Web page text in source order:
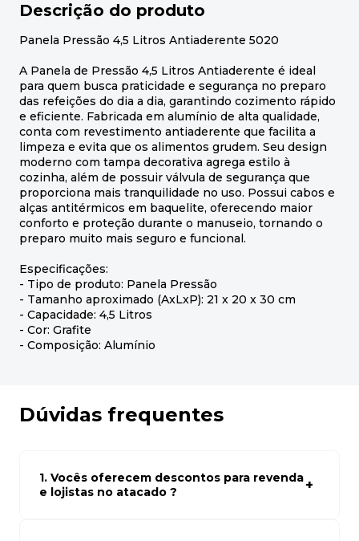
Descrição do produto
Panela Pressão 4,5 Litros Antiaderente 5020
A Panela de Pressão 4,5 Litros Antiaderente é ideal
para quem busca praticidade e segurança no preparo
das refeições do dia a dia, garantindo cozimento rápido
e eficiente. Fabricada em alumínio de alta qualidade,
conta com revestimento antiaderente que facilita a
limpeza e evita que os alimentos grudem. Seu design
moderno com tampa decorativa agrega estilo à
cozinha, além de possuir válvula de segurança que
proporciona mais tranquilidade no uso. Possui cabos e
alças antitérmicos em baquelite, oferecendo maior
conforto e proteção durante o manuseio, tornando o
preparo muito mais seguro e funcional.
Especificações:
- Tipo de produto: Panela Pressão
- Tamanho aproximado (AxLxP): 21 x 20 x 30 cm
- Capacidade: 4,5 Litros
- Cor: Grafite
- Composição: Alumínio
Dúvidas frequentes
1. Vocês oferecem descontos para revenda
e lojistas no atacado ?